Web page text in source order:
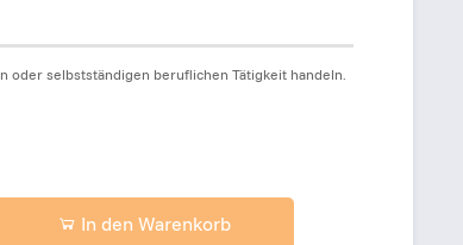
oder selbstständigen beruflichen Tätigkeit handeln.
In den Warenkorb